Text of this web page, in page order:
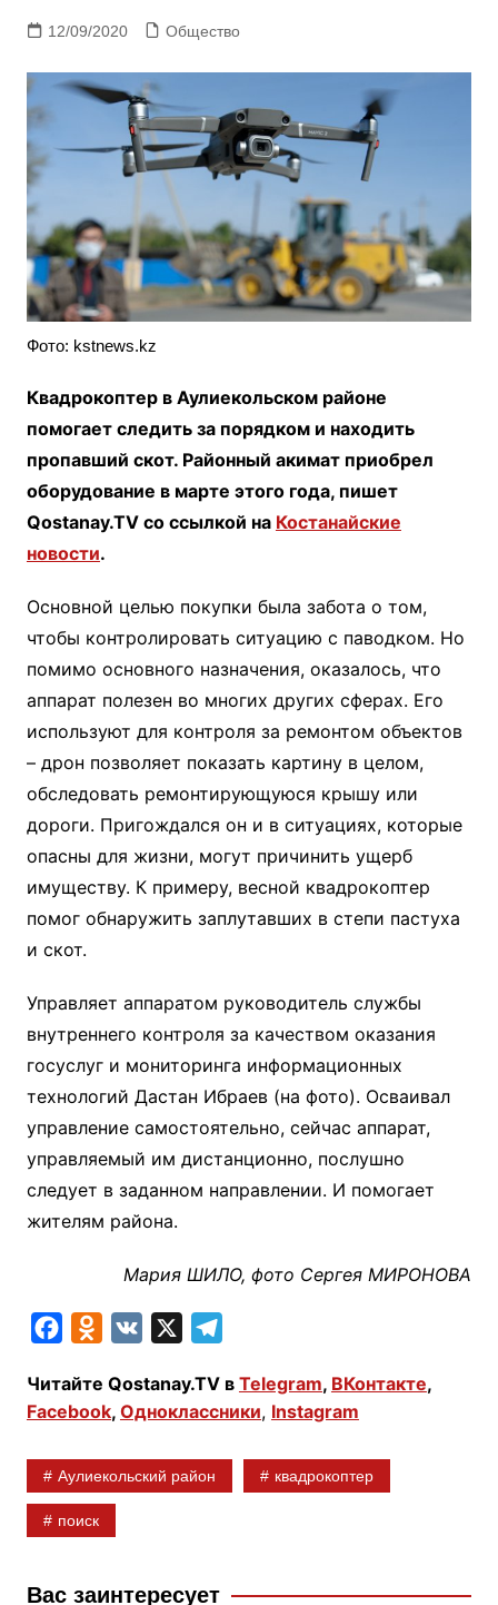
12/09/2020 Общество
Фото: kstnews.kz
Квадрокоптер в Аулиекольском районе
помогает следить за порядком и находить
пропавший скот. Районный акимат приобрел
оборудование в марте этого года, пишет
Qostanay.TV со ссылкой на Костанайские
новости.
Основной целью покупки была забота о том,
чтобы контролировать ситуацию с паводком. Но
помимо основного назначения, оказалось, что
аппарат полезен во многих других сферах. Его
используют для контроля за ремонтом объектов
– дрон позволяет показать картину в целом,
обследовать ремонтирующуюся крышу или
дороги. Пригождался он и в ситуациях, которые
опасны для жизни, могут причинить ущерб
имуществу. К примеру, весной квадрокоптер
помог обнаружить заплутавших в степи пастуха
и скот.
Управляет аппаратом руководитель службы
внутреннего контроля за качеством оказания
госуслуг и мониторинга информационных
технологий Дастан Ибраев (на фото). Осваивал
управление самостоятельно, сейчас аппарат,
управляемый им дистанционно, послушно
следует в заданном направлении. И помогает
жителям района.
Мария ШИЛО, фото Сергея МИРОНОВА
c
e
o
o
n
o
l
l
e
Читайте Qostanay.TV в Telegram, ВКонтакте,
Facebook, Одноклассники, Instagram
Аулиекольский район квадрокоптер
поиск
Вас заинтересует